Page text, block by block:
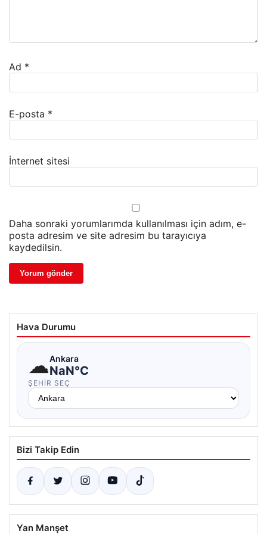
Ad *
E-posta *
İnternet sitesi
Daha sonraki yorumlarımda kullanılması için adım, e-
posta adresim ve site adresim bu tarayıcıya
kaydedilsin.
Hava Durumu
☁Ankara
NaN°C
ŞEHIR SEÇ
Bizi Takip Edin
Yan Manşet